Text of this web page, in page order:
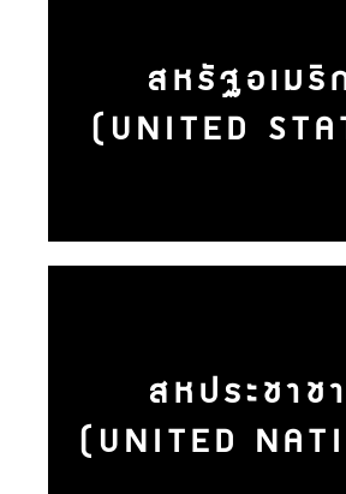
สหรัฐอเมริ
(UNITED
สหประชาช
(UNITED